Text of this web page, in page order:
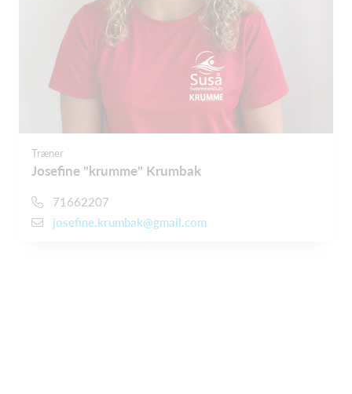
Træner
Josefine "krumme" Krumbak
71662207
josefine.krumbak@gmail.com